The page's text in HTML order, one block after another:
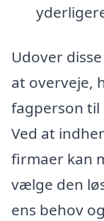
Udover
at overveje,
fagperson
Ved at
firmaer kan
vælge den
ens behov